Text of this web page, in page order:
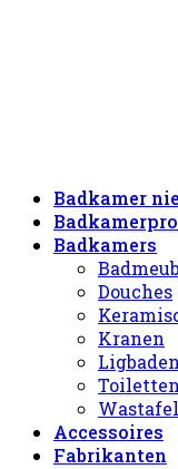
Badkamer
Badkamers
Douches
Kranen
Ligbaden
Toiletten
Accessoires
Fabrikanten